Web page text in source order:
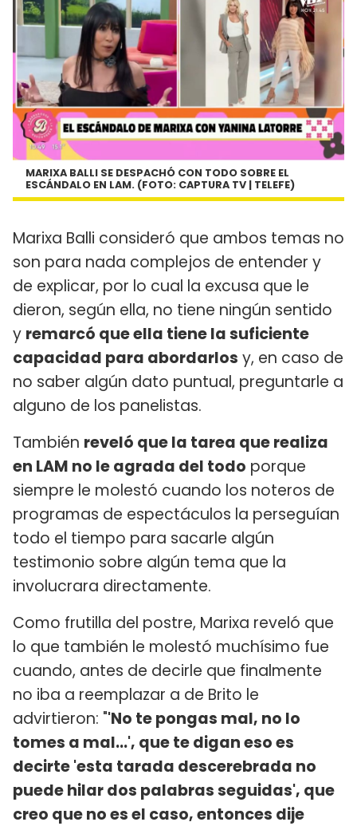
MARIXA BALLI SE DESPACHÓ CON TODO SOBRE EL
ESCÁNDALO EN LAM. (FOTO: CAPTURA TV | TELEFE)
Marixa Balli consideró que ambos temas no
son para nada complejos de entender y
de explicar, por lo cual la excusa que le
dieron, según ella, no tiene ningún sentido
y remarcó que ella tiene la suficiente
capacidad para abordarlos y, en caso de
no saber algún dato puntual, preguntarle a
alguno de los panelistas.
También reveló que la tarea que realiza
en LAM no le agrada del todo porque
siempre le molestó cuando los noteros de
programas de espectáculos la perseguían
todo el tiempo para sacarle algún
testimonio sobre algún tema que la
involucrara directamente.
Como frutilla del postre, Marixa reveló que
lo que también le molestó muchísimo fue
cuando, antes de decirle que finalmente
no iba a reemplazar a de Brito le
advirtieron: "'No te pongas mal, no lo
tomes a mal...', que te digan eso es
decirte 'esta tarada descerebrada no
puede hilar dos palabras seguidas', que
creo que no es el caso, entonces dije